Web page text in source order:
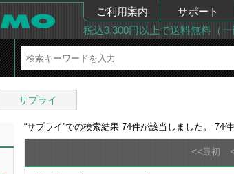
ご利用案内 サポート
税込3,300円以上で送料無料（
サプライ
“サプライ”での検索結果 74件が該当しました。 74
<<最初